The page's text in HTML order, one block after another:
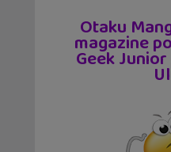
Otaku
magazine
Geek